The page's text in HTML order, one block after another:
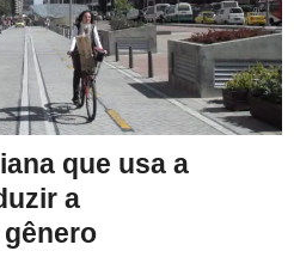
que usa a
a